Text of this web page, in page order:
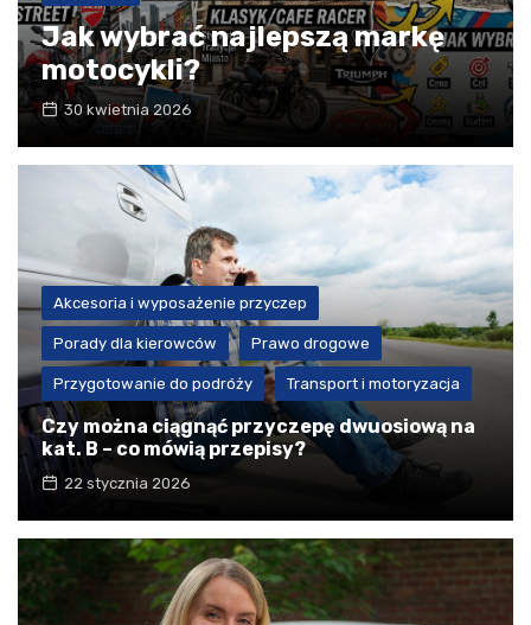
Jak wybrać najlepszą markę
motocykli?
30 kwietnia 2026
Akcesoria i wyposażenie przyczep
Porady dla kierowców Prawo drogowe
Przygotowanie do podróży Transport i motoryzacja
Czy można ciągnąć przyczepę dwuosiową na
kat. B – co mówią przepisy?
22 stycznia 2026